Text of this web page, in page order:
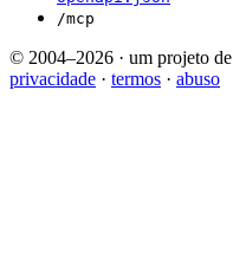
/mcp
© 2004–2026 · um projeto de
privacidade · termos · abuso